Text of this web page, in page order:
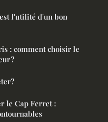
l'utilité d'un bon
: comment choisir le
?
le Cap Ferret :